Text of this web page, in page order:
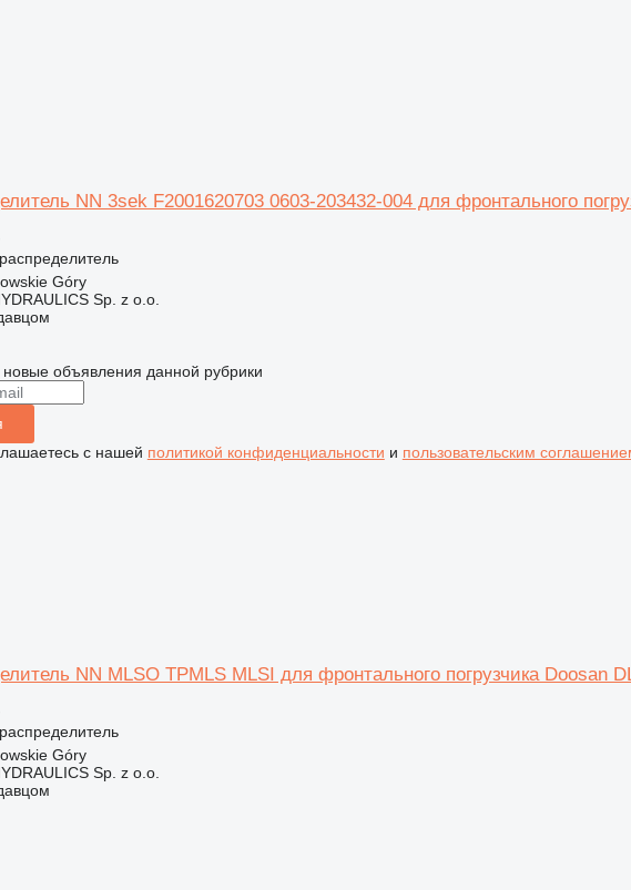
NN 3sek F2001620703 0603-203432-004 для фронтального
Góry
Sp. z o.o.
объявления данной рубрики
с нашей политикой конфиденциальности и пользовательским
NN MLSO TPMLS MLSI для фронтального погрузчика Doosan
Góry
Sp. z o.o.